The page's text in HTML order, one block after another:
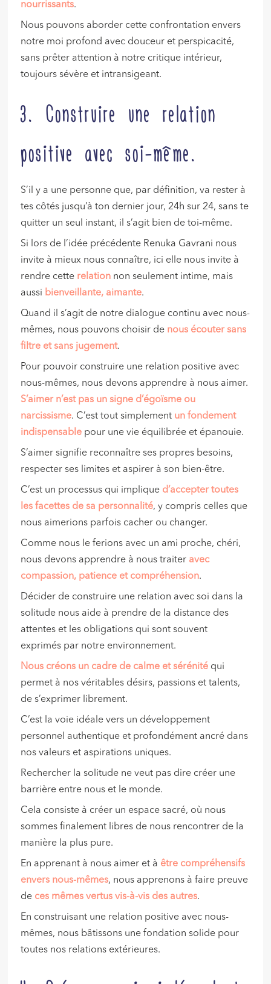
nourrissants.
Nous pouvons aborder cette confrontation envers
notre moi profond avec douceur et perspicacité,
sans prêter attention à notre critique intérieur,
toujours sévère et intransigeant.
3. Construire une relation
positive avec soi-même.
S’il y a une personne que, par définition, va rester à
tes côtés jusqu’à ton dernier jour, 24h sur 24, sans te
quitter un seul instant, il s’agit bien de toi-même.
Si lors de l’idée précédente Renuka Gavrani nous
invite à mieux nous connaître, ici elle nous invite à
rendre cette relation non seulement intime, mais
aussi bienveillante, aimante.
Quand il s’agit de notre dialogue continu avec nous-
mêmes, nous pouvons choisir de nous écouter sans
filtre et sans jugement.
Pour pouvoir construire une relation positive avec
nous-mêmes, nous devons apprendre à nous aimer.
S’aimer n’est pas un signe d’égoïsme ou
narcissisme. C’est tout simplement unfondement
indispensable pour une vie équilibrée et épanouie.
S’aimer signifie reconnaître ses propres besoins,
respecter ses limites et aspirer à son bien-être.
C’est un processus qui implique d’accepter toutes
les facettes desa personnalité, y compris celles que
nous aimerions parfois cacher ou changer.
Comme nous le ferions avec un ami proche, chéri,
nous devons apprendre à nous traiter avec
compassion, patience et compréhension.
Décider de construire une relation avec soi dans la
solitude nous aide à prendre de la distance des
attentes et les obligations qui sont souvent
exprimés par notre environnement.
Nous créons un cadre de calme et sérénité qui
permet à nos véritables désirs, passions et talents,
de s’exprimer librement.
C’est la voie idéale vers un développement
personnel authentique et profondément ancré dans
nos valeurs et aspirations uniques.
Rechercher la solitude ne veut pas dire créer une
barrière entre nous et le monde.
Cela consiste à créer un espace sacré, où nous
sommes finalement libres de nous rencontrer de la
manière la plus pure.
En apprenant à nous aimer et à être compréhensifs
envers nous-mêmes, nous apprenons à faire preuve
de ces mêmes vertus vis-à-vis des autres.
En construisant une relation positive avec nous-
mêmes, nous bâtissons une fondation solide pour
toutes nos relations extérieures.